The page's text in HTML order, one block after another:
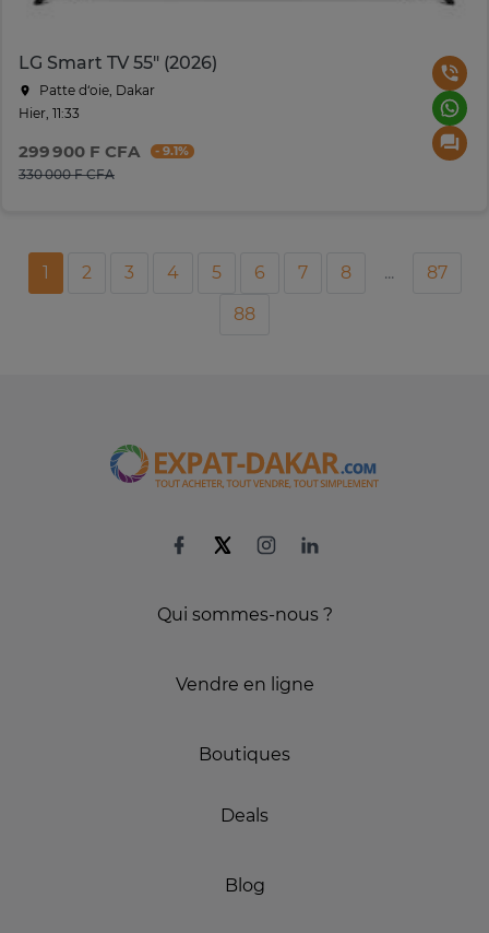
LG Smart TV 55" (2026)
Patte d‘oie, Dakar
Hier, 11:33
299 900 F CFA - 9.1%
330 000 F CFA
1 2 3 4 5 6 7 8 ...
87
88
Qui sommes-nous ?
Vendre en ligne
Boutiques
Deals
Blog